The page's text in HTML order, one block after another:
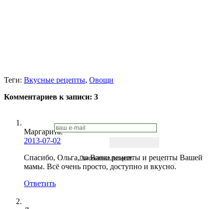
Подписаться письмом
Теги: Вкусные рецепты, Овощи
Комментариев к записи: 3
Маргарита:
2013-07-02
Спасибо, Ольга, за Ваши рецепты и рецепты Вашей
мамы. Всё очень просто, доступно и вкусно.
Ответить